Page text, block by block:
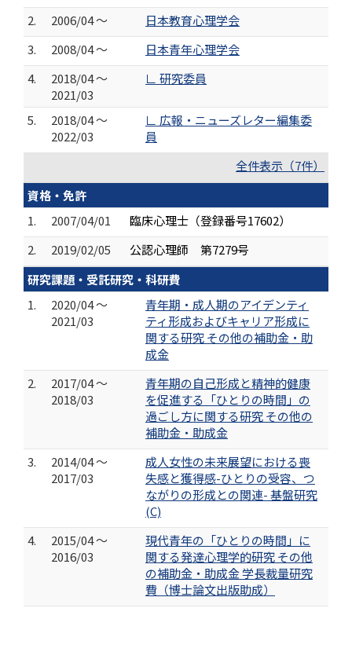
2.
2006/04 ～
日本教育心理学会
3.
2008/04 ～
日本青年心理学会
4.
2018/04 ～
2021/03
∟ 研究委員
5.
2018/04 ～
2022/03
∟ 広報・ニューズレター編集委
員
全件表示（7件）
資格・免許
1.
2007/04/01
臨床心理士（登録番号17602）
2.
2019/02/05
公認心理師 第7279号
研究課題・受託研究・科研費
1.
2020/04 ～
2021/03
青年期・成人期のアイデンティ
ティ形成およびキャリア形成に
関する研究 その他の補助金・助
成金
2.
2017/04 ～
2018/03
青年期の自己形成と精神的健康
を促進する「ひとりの時間」の
過ごし方に関する研究 その他の
補助金・助成金
3.
2014/04 ～
2017/03
成人女性の未来展望における喪
失感と獲得感-ひとりの受容、つ
ながりの形成との関連- 基盤研究
(C)
4.
2015/04 ～
2016/03
現代青年の「ひとりの時間」に
関する発達心理学的研究 その他
の補助金・助成金 学長裁量研究
費（博士論文出版助成）